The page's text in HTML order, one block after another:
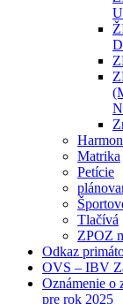
Matrika
Petície
Tlačívá
ZPOZ
Odkaz
OVS – IBV
Oznámenie o
pre rok 2025